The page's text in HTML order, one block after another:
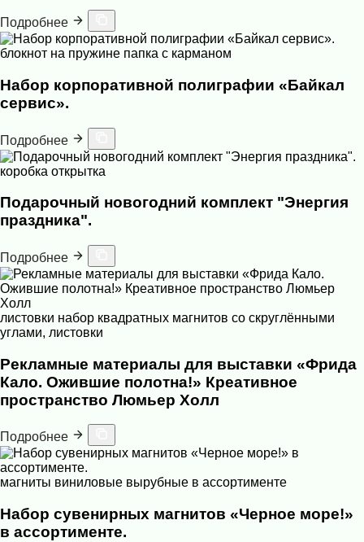
Подробнее
блокнот на пружине папка с карманом
Набор корпоративной полиграфии «Байкал
сервис».
Подробнее
коробка открытка
Подарочный новогодний комплект "Энергия
праздника".
Подробнее
листовки набор квадратных магнитов со скруглёнными
углами, листовки
Рекламные материалы для выставки «Фрида
Кало. Ожившие полотна!» Креативное
пространство Люмьер Холл
Подробнее
магниты виниловые вырубные в ассортименте
Набор сувенирных магнитов «Черное море!»
в ассортименте.